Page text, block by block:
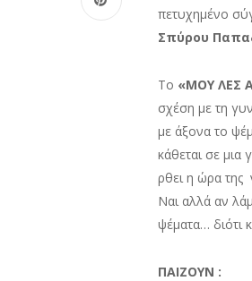
πετυχημένο
Σπύρου
Το «ΜΟΥ ΛΕΣ
σχέση με τη
με άξονα το
κάθεται σε μια
ρθει η ώρα της
Ναι αλλά αν
ψέματα… διότι
ΠΑΙΖΟΥΝ :